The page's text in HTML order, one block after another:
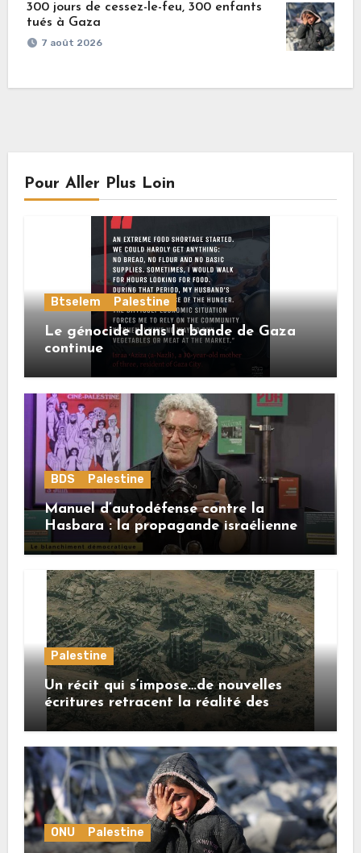
300 jours de cessez-le-feu, 300 enfants
tués à Gaza
7 août 2026
Pour Aller Plus Loin
Btselem Palestine
Le génocide dans la bande de Gaza
continue
BDS Palestine
Manuel d’autodéfense contre la
Hasbara : la propagande israélienne
Palestine
Un récit qui s’impose…de nouvelles
écritures retracent la réalité des
crimes sionistes à Gaza
ONU Palestine